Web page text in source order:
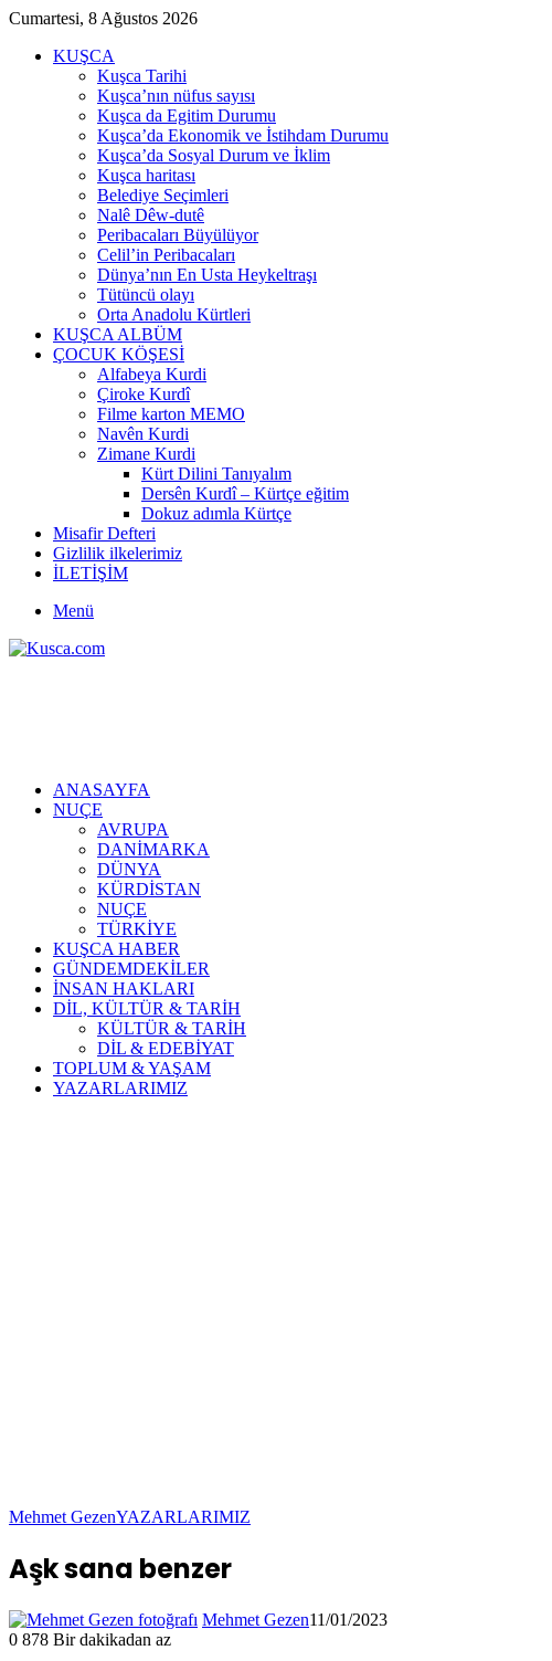
Cumartesi, 8 Ağustos 2026
KUŞCA
Kuşca Tarihi
Kuşca’nın nüfus sayısı
Kuşca da Egitim Durumu
Kuşca’da Ekonomik ve İstihdam Durumu
Kuşca’da Sosyal Durum ve İklim
Kuşca haritası
Belediye Seçimleri
Nalê Dêw-dutê
Peribacaları Büyülüyor
Celil’in Peribacaları
Dünya’nın En Usta Heykeltraşı
Tütüncü olayı
Orta Anadolu Kürtleri
KUŞCA ALBÜM
ÇOCUK KÖŞESİ
Alfabeya Kurdi
Çiroke Kurdî
Filme karton MEMO
Navên Kurdi
Zimane Kurdi
Kürt Dilini Tanıyalım
Dersên Kurdî – Kürtçe eğitim
Dokuz adımla Kürtçe
Misafir Defteri
Gizlilik ilkelerimiz
İLETİŞİM
Menü
ANASAYFA
NUÇE
AVRUPA
DANİMARKA
DÜNYA
KÜRDİSTAN
NUÇE
TÜRKİYE
KUŞCA HABER
GÜNDEMDEKİLER
İNSAN HAKLARI
DİL, KÜLTÜR & TARİH
KÜLTÜR & TARİH
DİL & EDEBİYAT
TOPLUM & YAŞAM
YAZARLARIMIZ
Mehmet GezenYAZARLARIMIZ
Aşk sana benzer
Mehmet Gezen11/01/2023
0 878 Bir dakikadan az